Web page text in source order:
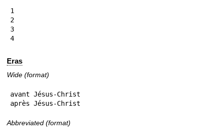
1
2
3
4
Eras
Wide (format)
avant Jésus-Christ
après Jésus-Christ
Abbreviated (format)